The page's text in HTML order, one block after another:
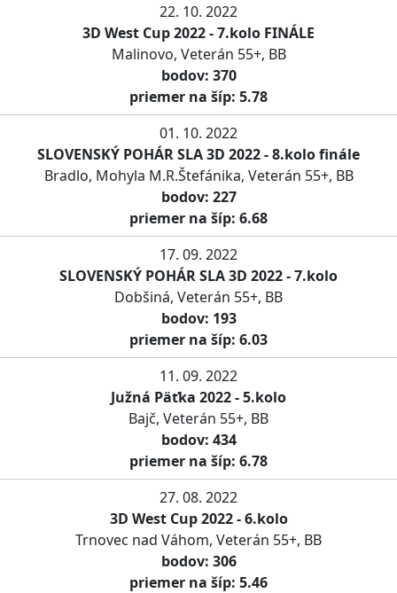
22. 10. 2022
3D West Cup 2022 - 7.kolo FINÁLE
Malinovo, Veterán 55+, BB
bodov: 370
priemer na šíp: 5.78
01. 10. 2022
SLOVENSKÝ POHÁR SLA 3D 2022 - 8.kolo finále
Bradlo, Mohyla M.R.Štefánika, Veterán 55+, BB
bodov: 227
priemer na šíp: 6.68
17. 09. 2022
SLOVENSKÝ POHÁR SLA 3D 2022 - 7.kolo
Dobšiná, Veterán 55+, BB
bodov: 193
priemer na šíp: 6.03
11. 09. 2022
Južná Päťka 2022 - 5.kolo
Bajč, Veterán 55+, BB
bodov: 434
priemer na šíp: 6.78
27. 08. 2022
3D West Cup 2022 - 6.kolo
Trnovec nad Váhom, Veterán 55+, BB
bodov: 306
priemer na šíp: 5.46